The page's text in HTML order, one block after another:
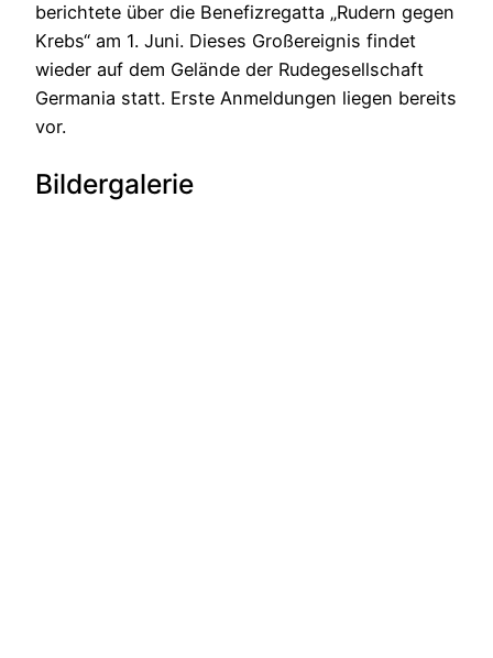
berichtete über die Benefizregatta „Rudern gegen
Krebs“ am 1. Juni. Dieses Großereignis findet
wieder auf dem Gelände der Rudegesellschaft
Germania statt. Erste Anmeldungen liegen bereits
vor.
Bildergalerie